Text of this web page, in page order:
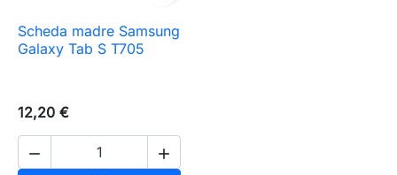
Scheda madre Samsung
Galaxy Tab S T705
12,20 €
 